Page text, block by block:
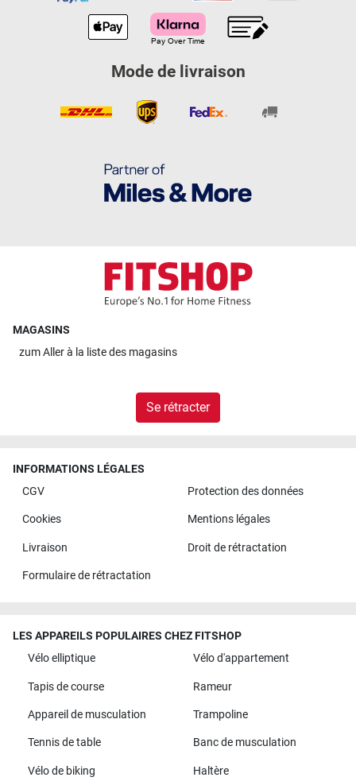
Mode de livraison
MAGASINS
zumAller à la liste des magasins
Se rétracter
INFORMATIONS LÉGALES
CGV
Protection des données
Cookies Mentions légales
Livraison Droit de rétractation
Formulaire de rétractation
LES APPAREILS POPULAIRES CHEZ FITSHOP
Vélo elliptique
Vélo d'appartement
Tapis de course Rameur
Appareil de musculation Trampoline
Tennis de table Banc de musculation
Vélo de biking Haltère